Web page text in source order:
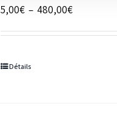
5,00€ – 480,00€Plage
Détails